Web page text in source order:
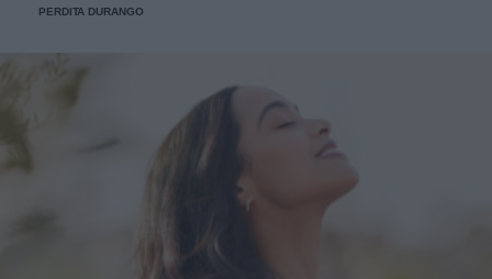
PERDITA DURANGO